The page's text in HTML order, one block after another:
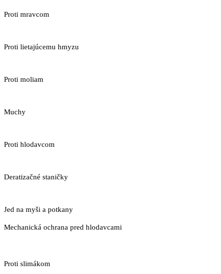
Proti mravcom
Proti lietajúcemu hmyzu
Proti moliam
Muchy
Proti hlodavcom
Deratizačné staničky
Jed na myši a potkany
Mechanická ochrana pred hlodavcami
Proti slimákom